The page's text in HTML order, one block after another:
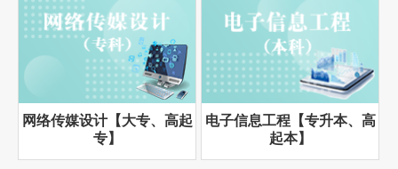
网络传媒设计【大专、高起
专】
电子信息工程【专升本、高
起本】